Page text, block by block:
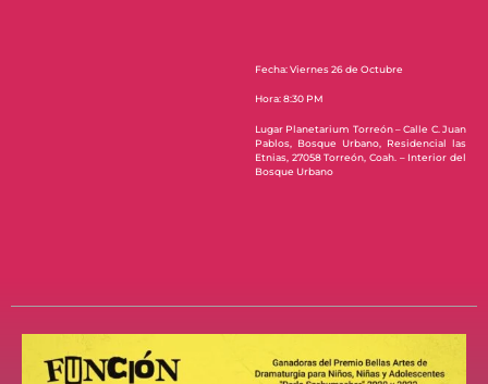
Fecha: Viernes 26 de Octubre
Hora: 8:30 PM
Lugar Planetarium Torreón – Calle C. Juan
Pablos, Bosque Urbano, Residencial las
Etnias, 27058 Torreón, Coah. – Interior del
Bosque Urbano